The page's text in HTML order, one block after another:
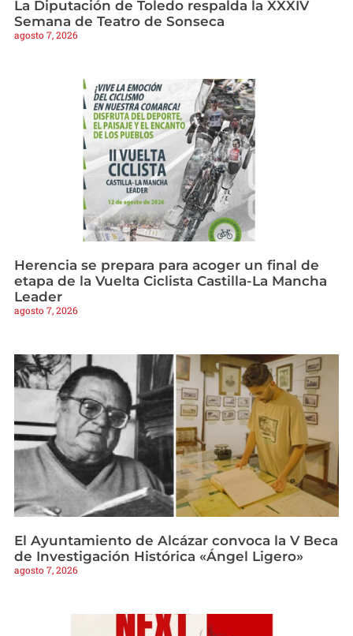
La Diputación de Toledo respalda la XXXIV
Semana de Teatro de Sonseca
agosto 7, 2026
Herencia se prepara para acoger un final de
etapa de la Vuelta Ciclista Castilla-La Mancha
Leader
agosto 7, 2026
El Ayuntamiento de Alcázar convoca la V Beca
de Investigación Histórica «Ángel Ligero»
agosto 7, 2026